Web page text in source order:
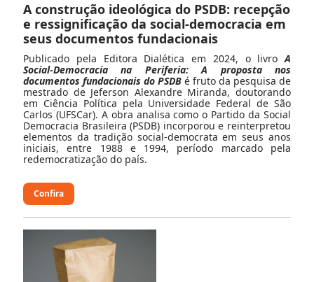
A construção ideológica do PSDB: recepção
e ressignificação da social-democracia em
seus documentos fundacionais
Publicado pela Editora Dialética em 2024, o livroA
Social-Democracia na Periferia: A proposta nos
documentos fundacionais do PSDB é fruto da pesquisa de
mestrado de Jeferson Alexandre Miranda, doutorando
em Ciência Política pela Universidade Federal de São
Carlos (UFSCar). A obra analisa como o Partido da Social
Democracia Brasileira (PSDB) incorporou e reinterpretou
elementos da tradição social-democrata em seus anos
iniciais, entre 1988 e 1994, período marcado pela
redemocratização do país.
Confira